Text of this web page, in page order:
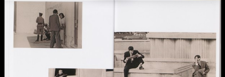
d'édition
2016
Publié à l'occasion de
l'exposition : "Wojciech
Zamecznik, la photographie sous
toutes ses formes", Musée de
l'Elysée, Lausanne, 21